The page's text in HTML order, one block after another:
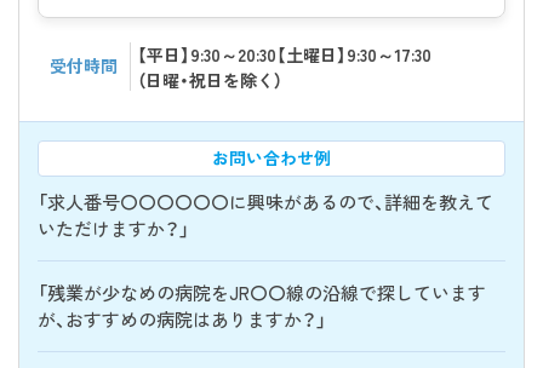
受付時間
【平日】9:30～20:30【土曜日】9:30～17:30
（日曜・祝日を除く）
お問い合わせ例
「求人番号〇〇〇〇〇〇に興味があるので、詳細を教えて
いただけますか？」
「残業が少なめの病院をJR〇〇線の沿線で探しています
が、おすすめの病院はありますか？」